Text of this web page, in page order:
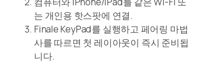
는 개인용 핫스팟에 연결.
Finale KeyPad를 실행하고 페어링 마법
사를 따르면 첫 레이아웃이 즉시 준비됩
니다.